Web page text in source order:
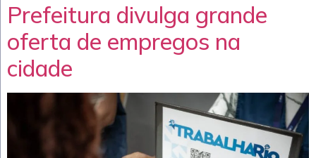
Prefeitura divulga grande
oferta de empregos na
cidade